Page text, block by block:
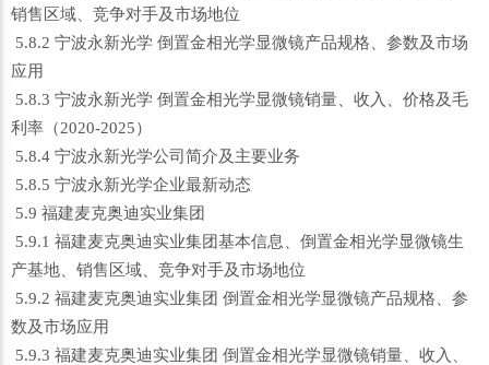
销售区域、竞争对手及市场地位
5.8.2 宁波永新光学 倒置金相光学显微镜产品规格、参数及市场
应用
5.8.3 宁波永新光学 倒置金相光学显微镜销量、收入、价格及毛
利率（2020-2025）
5.8.4 宁波永新光学公司简介及主要业务
5.8.5 宁波永新光学企业最新动态
5.9 福建麦克奥迪实业集团
5.9.1 福建麦克奥迪实业集团基本信息、倒置金相光学显微镜生
产基地、销售区域、竞争对手及市场地位
5.9.2 福建麦克奥迪实业集团 倒置金相光学显微镜产品规格、参
数及市场应用
5.9.3 福建麦克奥迪实业集团 倒置金相光学显微镜销量、收入、